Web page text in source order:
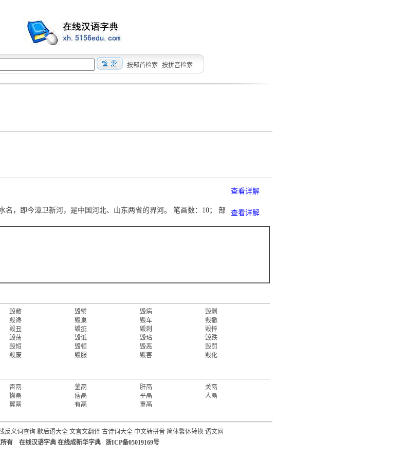
按部首检索 按拼音检索
查看详解
名，即今漳卫新河，是中国河北、山东两省的界河。 笔画数：10； 部
查看详解
毁敝 毁璧 毁病
毁剥
毁谗 毁巢 毁车
毁撤
毁丑 毁疵 毁刺
毁悴
毁荡 毁诋 毁玷
毁跌
毁短 毁顿 毁恶
毁罚
毁废 毁服 毁害 毁化
否鬲 釜鬲 肝鬲
关鬲
襟鬲 痞鬲 平鬲
人鬲
翼鬲 有鬲 重鬲
反义词查询 歇后语大全 文言文翻译 古诗词大全 中文转拼音 简体繁体转换 语文网
有 在线汉语字典 在线成新华字典 浙ICP备05019169号